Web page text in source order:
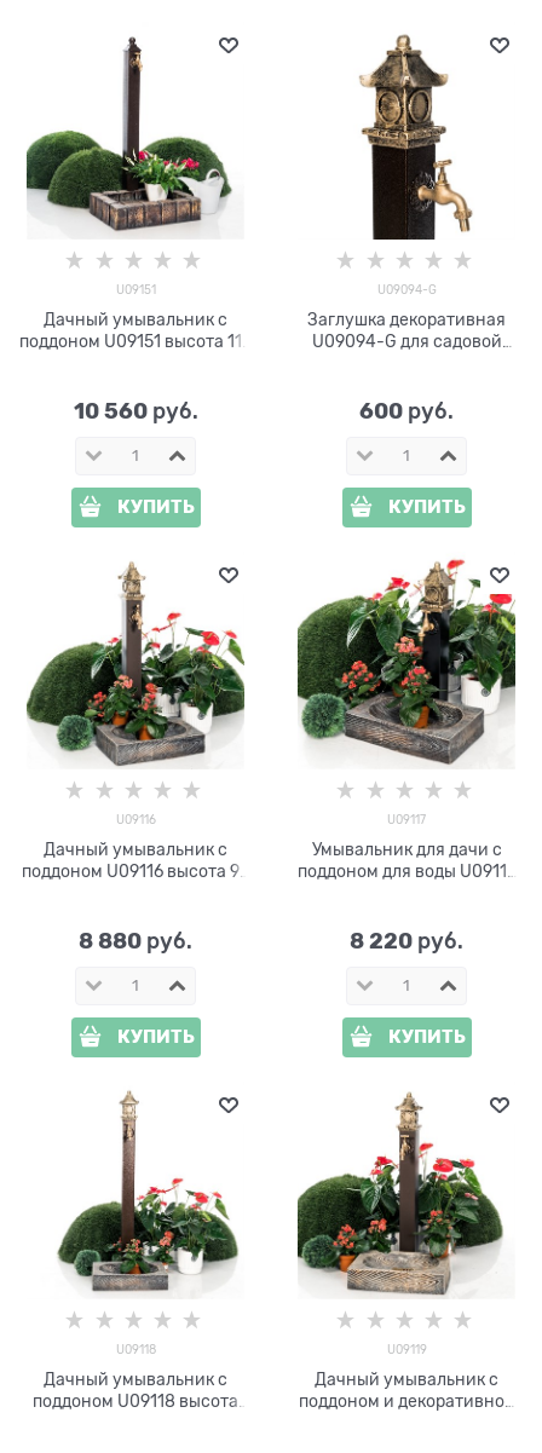
U09151
Дачный умывальник с
поддоном U09151 высота 110
10 560 руб.
КУПИТЬ
U09094-G
Заглушка декоративная
U09094-G для садовой
600 руб.
КУПИТЬ
U09116
Дачный умывальник с
поддоном U09116 высота 90
8 880 руб.
КУПИТЬ
U09117
Умывальник для дачи с
поддоном для воды U09117
8 220 руб.
КУПИТЬ
U09118
Дачный умывальник с
поддоном U09118 высота
U09119
Дачный умывальник с
поддоном и декоративной